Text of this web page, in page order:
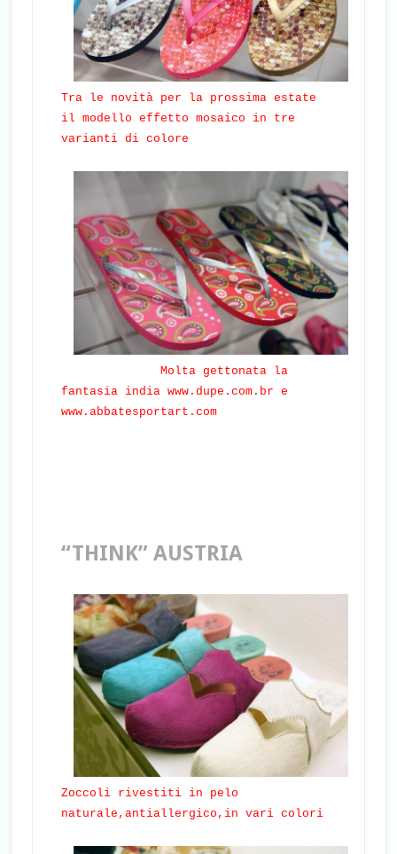
Tra le novità per la prossima estate
il modello effetto mosaico in tre
varianti di colore
Molta gettonata la
fantasia india www.dupe.com.br e
www.abbatesportart.com
“THINK” AUSTRIA
Zoccoli rivestiti in pelo
naturale,antiallergico,in vari colori